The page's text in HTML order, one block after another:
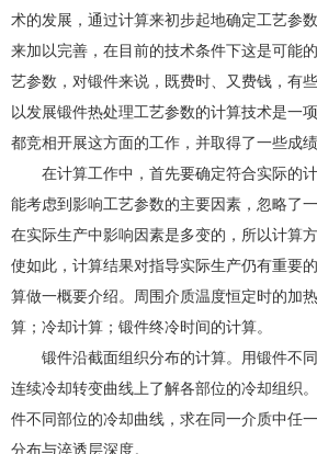
术的发展，通过计算来初步起地确定工艺参
来加以完善，在目前的技术条件下这是可能
艺参数，对锻件来说，既费时、又费钱，有
以发展锻件热处理工艺参数的计算技术是一
都竞相开展这方面的工作，并取得了一些成绩
在计算工作中，首先要确定符合实际的
能考虑到影响工艺参数的主要因素，忽略了
在实际生产中影响因素是多变的，所以计算
使如此，计算结果对指导实际生产仍有重要
算做一概要介绍。周围介质温度恒定时的加
算；冷却计算；锻件终冷时间的计算。
锻件沿截面组织分布的计算。用锻件不
连续冷却转变曲线上了解各部位的冷却组织
件不同部位的冷却曲线，求在同一介质中任
分布与淬透层深度。